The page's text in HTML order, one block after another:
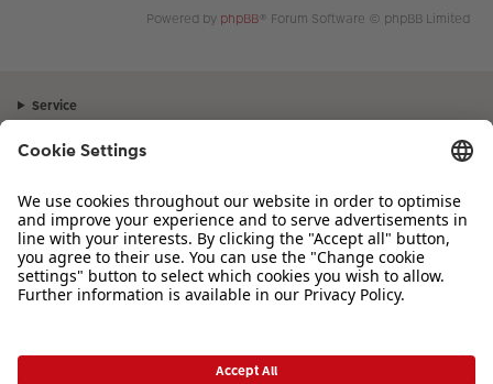
Powered by phpBB® Forum Software © phpBB Limited
Service
Sortiment
Inspiration